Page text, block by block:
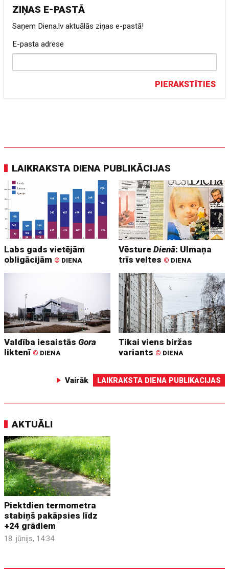
ZIŅAS E-PASTĀ
Saņem Diena.lv aktuālās ziņas e-pastā!
E-pasta adrese
PIERAKSTĪTIES
LAIKRAKSTA DIENA PUBLIKĀCIJAS
Labs gads vietējām
obligācijām © DIENA
VēstureDienā: Ulmaņa
trīs veltes © DIENA
Valdība iesaistāsGora
liktenī © DIENA
Tikai viens biržas
variants © DIENA
Vairāk LAIKRAKSTA DIENA PUBLIKĀCIJAS
AKTUĀLI
Piektdien termometra
stabiņš pakāpsies līdz
+24 grādiem
18. jūnijs, 14:34